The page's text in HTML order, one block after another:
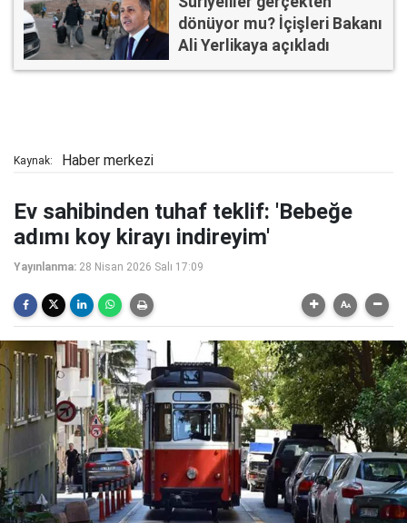
dönüyor mu? İçişleri Bakanı
Ali Yerlikaya açıkladı
Kaynak: Haber merkezi
Ev sahibinden tuhaf teklif: 'Bebeğe
adımı koy kirayı indireyim'
Yayınlanma: 28 Nisan 2026 Salı 17:09